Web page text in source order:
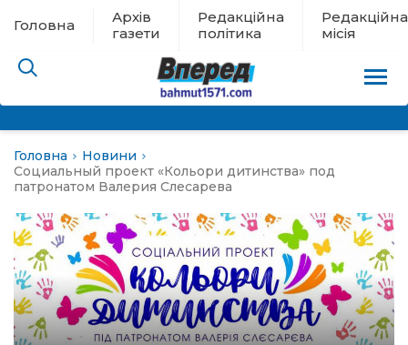
Головна
Архів
газети
Редакційна
політика
Редакційна
місія
евакуації
новини
Головна
Новини
Социальный проект «Кольори дитинства» под
патронатом Валерия Слесарева